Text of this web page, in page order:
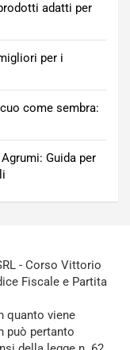
adatti per
per i
come sembra:
Guida per
- Corso Vittorio
Fiscale e Partita
quanto viene
può pertanto